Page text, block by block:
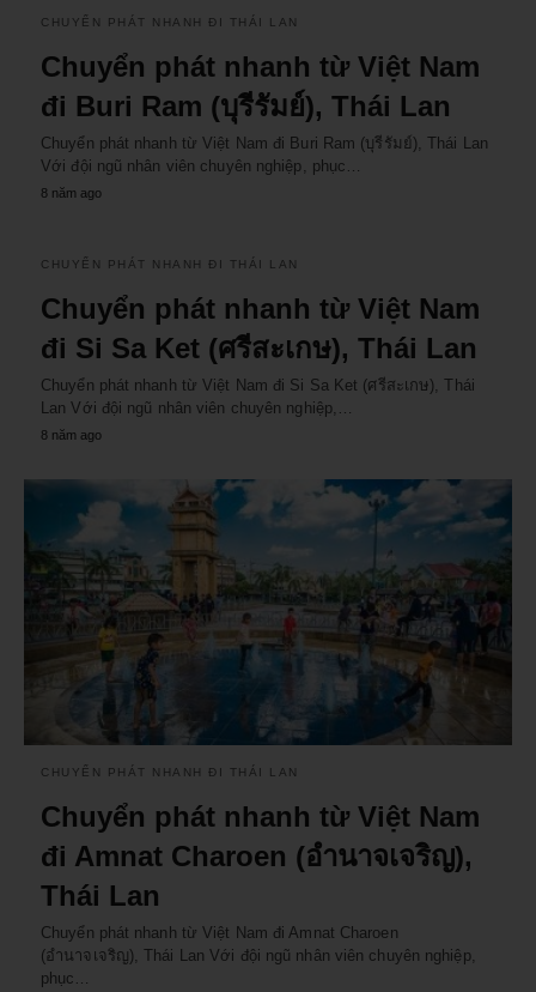
CHUYỂN PHÁT NHANH ĐI THÁI LAN
Chuyển phát nhanh từ Việt Nam
đi Buri Ram (บุรีรัมย์), Thái Lan
Chuyển phát nhanh từ Việt Nam đi Buri Ram (บุรีรัมย์), Thái Lan
Với đội ngũ nhân viên chuyên nghiệp, phục…
8 năm ago
CHUYỂN PHÁT NHANH ĐI THÁI LAN
Chuyển phát nhanh từ Việt Nam
đi Si Sa Ket (ศรีสะเกษ), Thái Lan
Chuyển phát nhanh từ Việt Nam đi Si Sa Ket (ศรีสะเกษ), Thái
Lan Với đội ngũ nhân viên chuyên nghiệp,…
8 năm ago
CHUYỂN PHÁT NHANH ĐI THÁI LAN
Chuyển phát nhanh từ Việt Nam
đi Amnat Charoen (อำนาจเจริญ),
Thái Lan
Chuyển phát nhanh từ Việt Nam đi Amnat Charoen
(อำนาจเจริญ), Thái Lan Với đội ngũ nhân viên chuyên nghiệp,
phục…